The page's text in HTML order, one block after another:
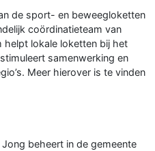
de sport- en beweegloketten
coördinatieteam van
helpt lokale loketten bij het
samenwerking en
Meer hierover is te vinden
beheert in de gemeente